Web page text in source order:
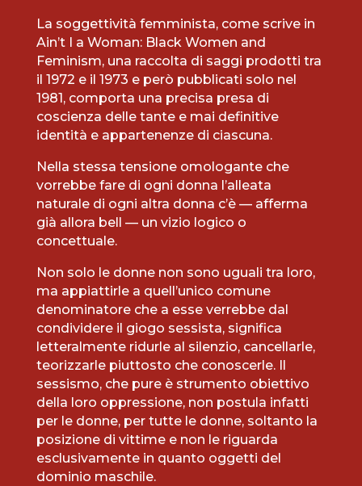
La soggettività femminista, come scrive in
Ain’t I a Woman: Black Women and
Feminism, una raccolta di saggi prodotti tra
il 1972 e il 1973 e però pubblicati solo nel
1981, comporta una precisa presa di
coscienza delle tante e mai definitive
identità e appartenenze di ciascuna.
Nella stessa tensione omologante che
vorrebbe fare di ogni donna l’alleata
naturale di ogni altra donna c’è — afferma
già allora bell — un vizio logico o
concettuale.
Non solo le donne non sono uguali tra loro,
ma appiattirle a quell’unico comune
denominatore che a esse verrebbe dal
condividere il giogo sessista, significa
letteralmente ridurle al silenzio, cancellarle,
teorizzarle piuttosto che conoscerle. Il
sessismo, che pure è strumento obiettivo
della loro oppressione, non postula infatti
per le donne, per tutte le donne, soltanto la
posizione di vittime e non le riguarda
esclusivamente in quanto oggetti del
dominio maschile.